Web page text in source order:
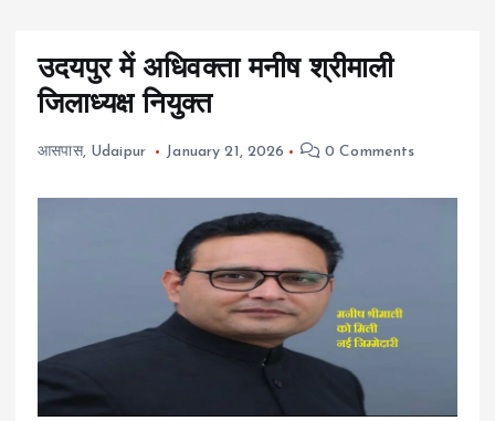
उदयपुर में अधिवक्ता मनीष श्रीमाली
जिलाध्यक्ष नियुक्त
आसपास, Udaipur January 21, 2026 0 Comments